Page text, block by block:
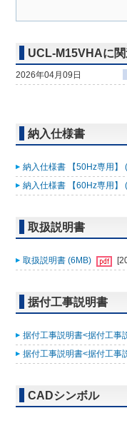
UCL-M15VHAに
2026年04月09日
納入仕様書
納入仕様書 【50Hz専用】
納入仕様書 【60Hz専用】
取扱説明書
取扱説明書 (6MB)
据付工事説明書
据付工事説明書<据付工事
据付工事説明書<据付工事
CADシンボル